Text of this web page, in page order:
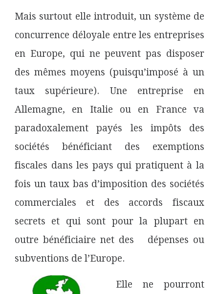
Mais surtout elle introduit, un système de
concurrence déloyale entre les entreprises
en Europe, qui ne peuvent pas disposer
des mêmes moyens (puisqu’imposé à un
taux supérieure). Une entreprise en
Allemagne, en Italie ou en France va
paradoxalement payés les impôts des
sociétés bénéficiant des exemptions
fiscales dans les pays qui pratiquent à la
fois un taux bas d’imposition des sociétés
commerciales et des accords fiscaux
secrets et qui sont pour la plupart en
outre bénéficiaire net des dépenses ou
subventions de l’Europe.
Elle ne pourront